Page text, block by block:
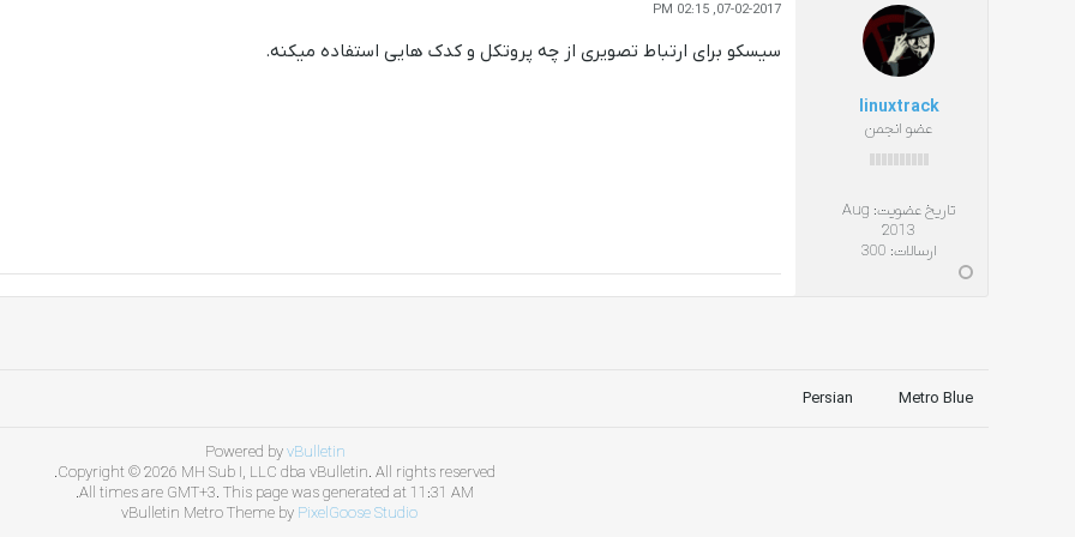
linuxtrack
عضو انجمن
تاریخ عضویت: Aug
2013
ارسالات: 300
07-02-2017, 02:15 PM
سیسکو برای ارتباط تصویری از چه پروتکل و کدک هایی استفاده میکنه.
Metro Blue
Persian
Powered byvBulletin
Copyright © 2026 MH Sub I, LLC dba vBulletin. All rights reserved.
All times are GMT+3. This page was generated at 11:31 AM.
vBulletin Metro Theme by PixelGoose Studio